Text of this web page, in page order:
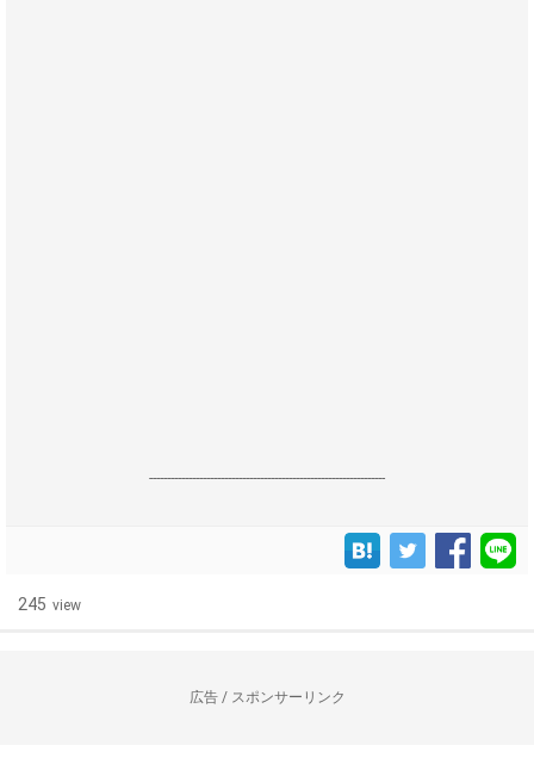
------------------------------------------------------------------
245 view
広告 / スポンサーリンク